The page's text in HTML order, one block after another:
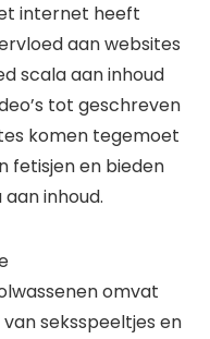
internet heeft
aan websites
scala aan inhoud
tot geschreven
komen tegemoet
fetisjen en bieden
inhoud.
omvat
seksspeeltjes en